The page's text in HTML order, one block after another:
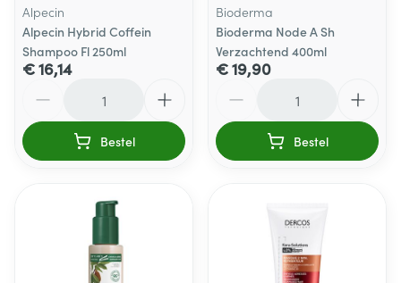
Alpecin
Alpecin Hybrid Coffein
Shampoo Fl 250ml
€ 16,14
Bestel
Bioderma
Bioderma Node A Sh
Verzachtend 400ml
€ 19,90
Bestel